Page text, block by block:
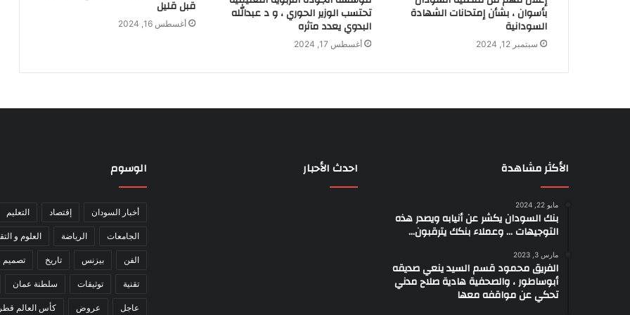
بأسوان ، بشأن إمتحانات الشهادة
السودانية
سبتمبر 12, 2024
تحتسب الوزير الحوري ، و د عبدالله
البدوي يعدد مآثره
أغسطس 17, 2024
قبل قليل
أغسطس 16, 2024
الأكثر مشاهدة
مايو 22, 2024
بنك السودان يكشر عن أنيابه ويصدر هذه
التوجيهات … وعملاء بنكك يترقبون…
مارس 3, 2023
الفريق محمود قسم السيد ينعي صديقه
أبوساطور ، والصحفية هادية صلاح مدني
تحكي عن مواقفه معها
احدث الأحبار الوسوم
أخبار السودان إقتصاد التعليم
الجامعات الرياضة العلوم و
الفن بيزنس تاريخ تصميم
تقنية توثيقات سلطنة عمان
عاجل عروض كأس العالم قطر